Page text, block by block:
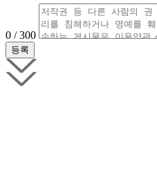
0 / 300